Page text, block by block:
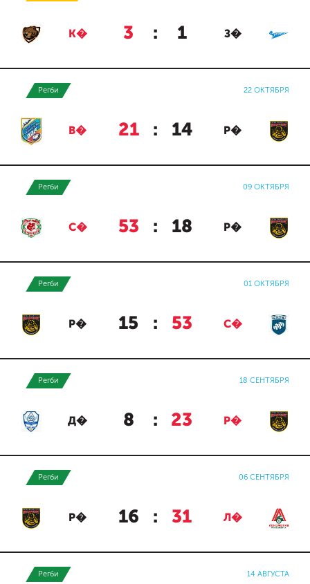
К� 3 : 1 З�
Регби 22 ОКТЯБРЯ
В� 21 : 14 Р�
Регби 09 ОКТЯБРЯ
С� 53 : 18 Р�
Регби 01 ОКТЯБРЯ
Р� 15 : 53 С�
Регби 18 СЕНТЯБРЯ
Д� 8 : 23 Р�
Регби 06 СЕНТЯБРЯ
Р� 16 : 31 Л�
Регби 14 АВГУСТА